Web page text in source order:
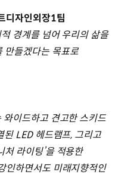
디자인외장1팀
경계를 넘어 우리의 삶을
만들겠다는 목표로
이드하고 견고한 스키드
LED 헤드램프, 그리고
처 라이팅’을 적용한
인하면서도 미래지향적인